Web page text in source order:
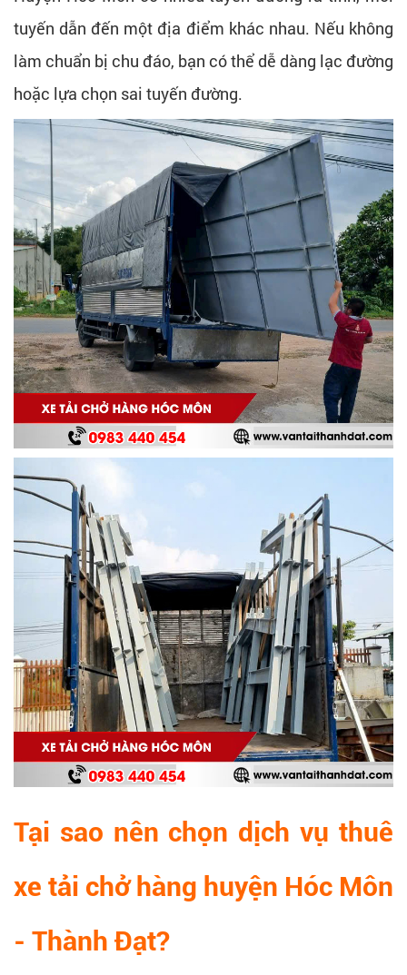
tuyến dẫn đến một địa điểm khác nhau. Nếu không
làm chuẩn bị chu đáo, bạn có thể dễ dàng lạc đường
hoặc lựa chọn sai tuyến đường.
Tại sao nên chọn dịch vụ thuê
xe tải chở hàng huyện Hóc Môn
- Thành Đạt?